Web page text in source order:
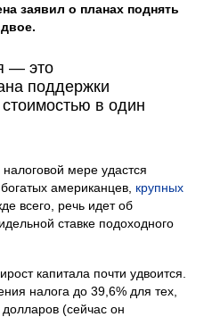
заявил о планах поднять
— это
поддержки
стоимостью в один
мере удастся
американцев, крупных
всего, речь идет об
ставке подоходного
капитала почти удвоится.
налога до 39,6% для тех,
(сейчас он